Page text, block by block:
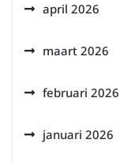
april 2026
maart 2026
februari 2026
januari 2026